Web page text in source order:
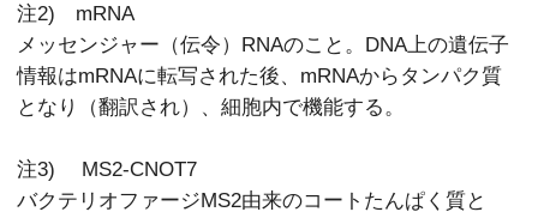
注2) mRNA
メッセンジャー（伝令）RNAのこと。DNA上の遺伝子
情報はmRNAに転写された後、mRNAからタンパク質
となり（翻訳され）、細胞内で機能する。
注3) MS2-CNOT7
バクテリオファージMS2由来のコートたんぱく質と